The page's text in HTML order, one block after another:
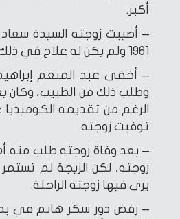
أكبر.
– أصيبت زوجته السيدة
1961 ولم يكن له علاج في ذلك الوقت.
– أخفى عبد المنعم
وطلب ذلك من الطبيب،
الرغم من تقديمه
توفيت زوجته.
– بعد وفاة زوجته طلب منه
زوجته، لكن الزيجة لم
يرى فيها زوجته الراحلة.
– رفض دور سكر هانم في